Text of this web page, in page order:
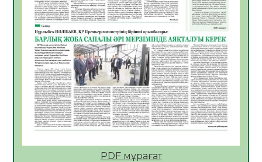
05.08.2026
33
Руслан Рүстемұлы облыс әкімінің
кеңесшісі болып тағайындалды
05.08.2026
31
Цифрландыру саласын дамыту аясында
салынатын жаңа орталықтың жобасы
талқыланды
05.08.2026
30
құралдарының таныстырылымы өтті
PDF мұрағат